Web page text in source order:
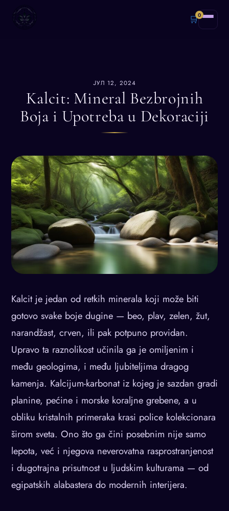
🛒0
ЈУЛ 12, 2024
Kalcit: Mineral Bezbrojnih
Boja i Upotreba u Dekoraciji
Kalcit je jedan od retkih minerala koji može biti
gotovo svake boje dugine — beo, plav, zelen, žut,
narandžast, crven, ili pak potpuno providan.
Upravo ta raznolikost učinila ga je omiljenim i
među geologima, i među ljubiteljima dragog
kamenja. Kalcijum-karbonat iz kojeg je sazdan gradi
planine, pećine i morske koraljne grebene, a u
obliku kristalnih primeraka krasi police kolekcionara
širom sveta. Ono što ga čini posebnim nije samo
lepota, već i njegova neverovatna rasprostranjenost
i dugotrajna prisutnost u ljudskim kulturama — od
egipatskih alabastera do modernih interijera.